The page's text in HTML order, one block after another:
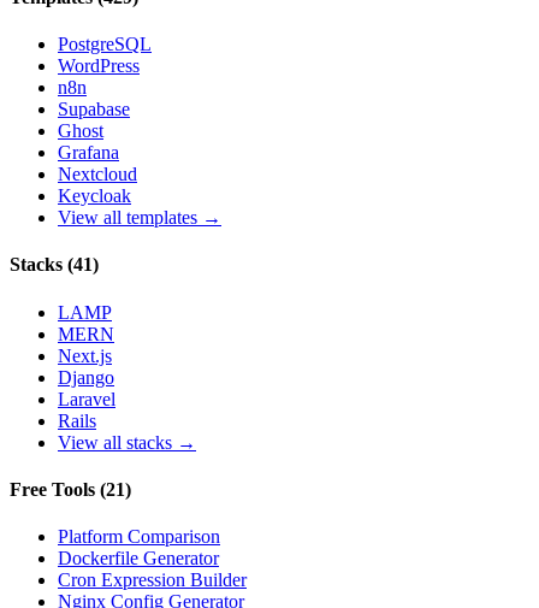
PostgreSQL
WordPress
n8n
Supabase
Ghost
Grafana
Nextcloud
Keycloak
View all templates →
Stacks (41)
LAMP
MERN
Next.js
Django
Laravel
Rails
View all stacks →
Free Tools (21)
Platform Comparison
Dockerfile Generator
Cron Expression Builder
Nginx Config Generator